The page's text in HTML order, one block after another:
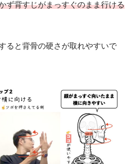
ず背すじがまっすぐのまま行ける
ると背骨の硬さが取れやすいで